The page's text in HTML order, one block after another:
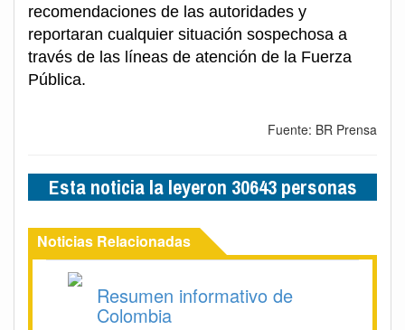
recomendaciones de las autoridades y
reportaran cualquier situación sospechosa a
través de las líneas de atención de la Fuerza
Pública.
Fuente: BR Prensa
Esta noticia la leyeron 30643 personas
Noticias Relacionadas
Resumen informativo de
Colombia